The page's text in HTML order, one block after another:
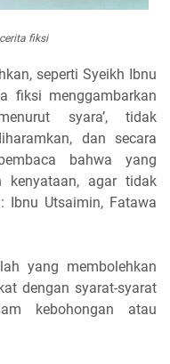
fiksi
seperti Syeikh Ibnu
fiksi menggambarkan
syara’, tidak
dan secara
bahwa yang
kenyataan, agar tidak
Ibnu Utsaimin, Fatawa
yang membolehkan
dengan syarat-syarat
kebohongan atau